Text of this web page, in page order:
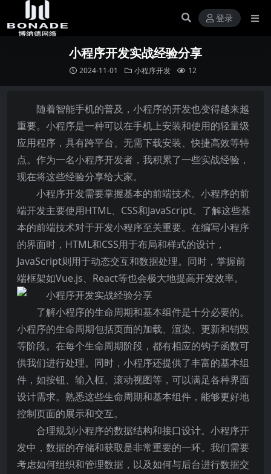
登录
小程序开发实战经验分享
2024-11-01 小程序开发 12
随着智能手机的普及，小程序的开发也变得越来越
重要。小程序是一种可以在手机上安装和使用的轻量级
应用程序，具有跨平台、无需下载安装、快捷高效等特
点。作为一名小程序开发者，我积累了一些实战经验，
现在将这些经验分享给大家。
小程序开发需要掌握基本的前端技术。小程序的前
端开发主要使用HTML、CSS和JavaScript。了解这些基
本的前端技术对于开发小程序至关重要。在编写小程序
的界面时，HTML和CSS用于布局和样式的设计，
JavaScript则用于动态交互和数据处理。同时，掌握前
端框架如Vue.js、React等也会极大地提高开发效率。
了解小程序的生命周期和基本组件是十分必要的。
小程序的生命周期包括页面的加载、渲染、更新和销毁
等阶段。在每个生命周期阶段，都有相应的钩子函数可
供我们进行处理。同时，小程序还提供了丰富的基本组
件，如按钮、输入框、滚动视图等，可以满足各种界面
设计需求。熟悉这些生命周期和基本组件，能够更好地
控制页面的展示和交互。
合理规划小程序的数据结构和接口设计。小程序开
发中，数据的存储和获取是非常重要的一环。我们需要
考虑如何组织和管理数据，以及如何与后台进行数据交